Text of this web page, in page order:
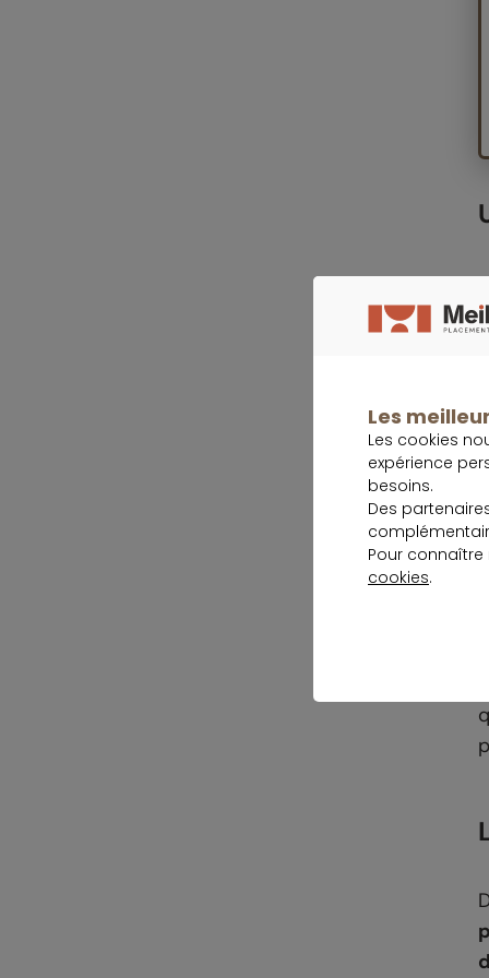
Les
Les cookies
expérience
besoins.
Des
Pour
cookies.